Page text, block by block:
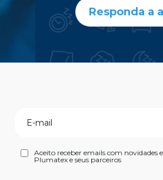
Responda a
Aceito receber emails com novidades
Plumatex e seus parceiros